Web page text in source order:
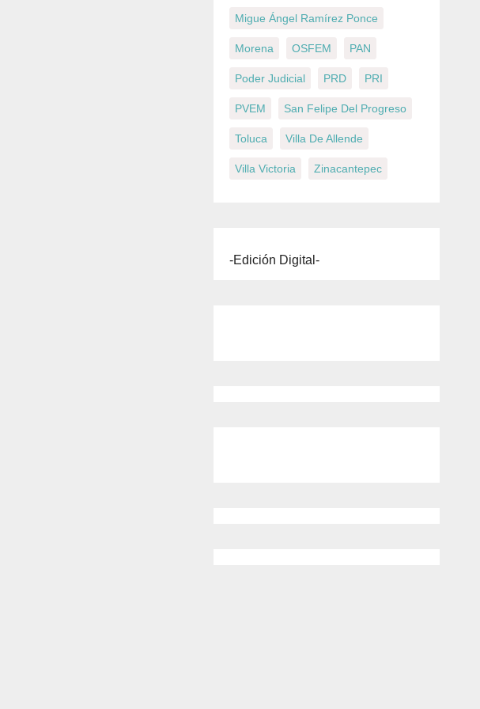
Migue Ángel Ramírez Ponce
Morena OSFEM PAN
Poder Judicial PRD PRI
PVEM San Felipe Del Progreso
Toluca Villa De Allende
Villa Victoria Zinacantepec
-Edición Digital-